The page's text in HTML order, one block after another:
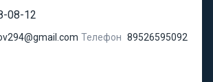
08-12
Телефон 89526595092